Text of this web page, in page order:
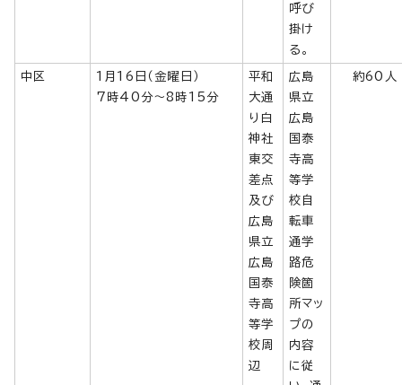
呼び
掛け
る。
中区
1月16日（金曜日）
7時40分～8時15分
平和
大通
り白
神社
東交
差点
及び
広島
県立
広島
国泰
寺高
等学
校周
辺
広島
県立
広島
国泰
寺高
等学
校自
転車
通学
路危
険箇
所マッ
プの
内容
に従
約60人